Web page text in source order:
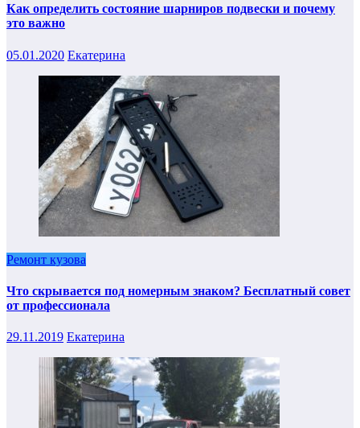
Как определить состояние шарниров подвески и почему
это важно
05.01.2020 Екатерина
Ремонт кузова
Что скрывается под номерным знаком? Бесплатный совет
от профессионала
29.11.2019 Екатерина